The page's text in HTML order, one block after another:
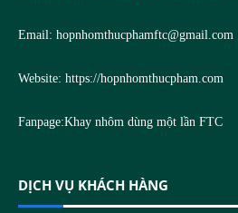
Email: hopnhomthucphamftc@gmail.com
Website: https://hopnhomthucpham.com
Fanpage:Khay nhôm dùng một lần FTC
DỊCH VỤ KHÁCH HÀNG